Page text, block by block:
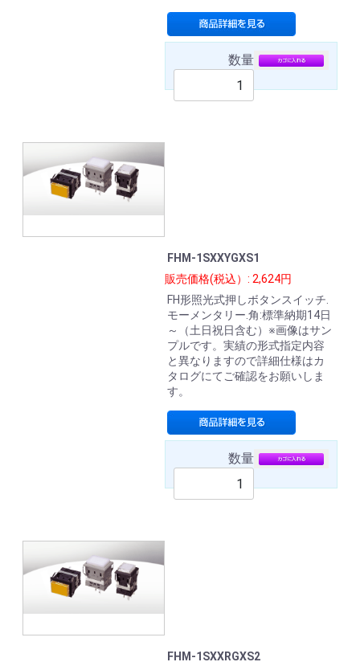
数量
FHM-1SXXYGXS1
販売価格(税込）: 2,624円
FH形照光式押しボタンスイッチ.
モーメンタリー.角:標準納期14日
～（土日祝日含む）※画像はサン
プルです。実績の形式指定内容
と異なりますので詳細仕様はカ
タログにてご確認をお願いしま
す。
数量
FHM-1SXXRGXS2